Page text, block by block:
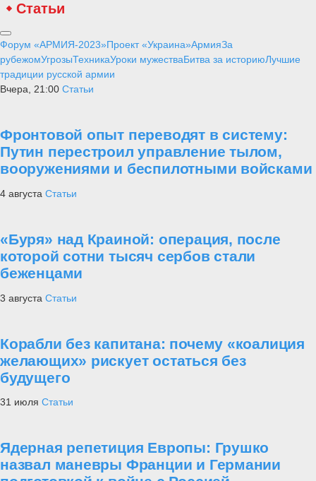
Статьи
Форум «АРМИЯ-2023»Проект «Украина»АрмияЗа
рубежомУгрозыТехникаУроки мужестваБитва за историюЛучшие
традиции русской армии
Вчера, 21:00 Статьи
Фронтовой опыт переводят в систему:
Путин перестроил управление тылом,
вооружениями и беспилотными войсками
4 августа Статьи
«Буря» над Краиной: операция, после
которой сотни тысяч сербов стали
беженцами
3 августа Статьи
Корабли без капитана: почему «коалиция
желающих» рискует остаться без
будущего
31 июля Статьи
Ядерная репетиция Европы: Грушко
назвал маневры Франции и Германии